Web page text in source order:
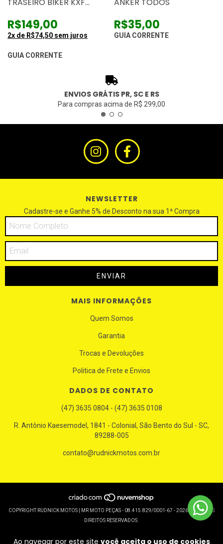
Ao navegar por este site você aceita o uso de cookies
R$149,00
2x de R$74,50 sem juros
GUIA CORRENTE
R$35,00
GUIA CORRENTE
ENVIOS GRÁTIS PR, SC E RS
Para compras acima de R$ 299,00
NEWSLETTER
Cadastre-se e Ganhe 5% de Desconto na sua 1ª Compra
MAIS INFORMAÇÕES
Quem Somos
Garantia
Trocas e Devoluções
Politica de Frete e Envios
DADOS DE CONTATO
(47) 3635 0804 - (47) 3635 0108
R. Antônio Kaesemodel, 1841 - Colonial, São Bento do Sul - SC,
89288-005
contato@rudnickmotos.com.br
COPYRIGHT RUDNICK MOTOS | MR MOTO PEÇAS - 08.415.829/0001-67 - 2026. TODOS OS
DIREITOS RESERVADOS.